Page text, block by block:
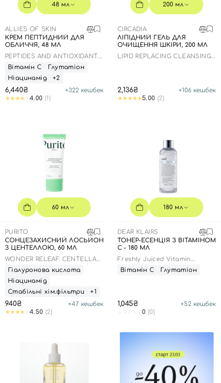
Креми для тіла з SPF
Мініатюри
Карбоксітерапія
Бʼюті гаджети
Шия і декольте
Спеціальний догляд
Для дітей
Для чоловіків
Дезодоранти
Засоби для інтимної гігієни
Автозасмага для тіла
48 мл
ALLIES OF SKIN
КРЕМ ПЕПТИДНИЙ ДЛЯ
ОБЛИЧЧЯ, 48 МЛ
PEPTIDES AND ANTIOXIDANTS
ADVANCED FIRMING DAILY
TREATMENT -
Вітамін С
Глутатіон
Ніацинамід
+2
6,440₴ +322 кешбек
4.00 (1)
200 мл
CIRCADIA
ЛІПІДНИЙ ГЕЛЬ ДЛЯ
ОЧИЩЕННЯ ШКІРИ, 200 МЛ
LIPID REPLACING CLEANSING
2,136₴ +106 кешбек
5.00 (2)
60 мл
PURITO
СОНЦЕЗАХИСНИЙ ЛОСЬЙОН
З ЦЕНТЕЛЛОЮ, 60 МЛ
WONDER RELEAF CENTELLA
DAILY SUN LOTION
Гіалуронова кислота
Ніацинамід
Стабільні хім.фільтри
+1
940₴ +47 кешбек
4.50 (2)
180 мл
DEAR KLAIRS
ТОНЕР-ЕСЕНЦІЯ З ВІТАМІНОМ
C - 180 МЛ
Freshly Juiced Vitamin
Essence Toner
Вітамін С Глутатіон
1,045₴ +52 кешбек
0 (0)